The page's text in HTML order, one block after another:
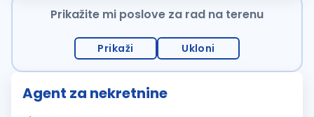
Prikažite mi poslove za rad na terenu
Prikaži Ukloni
Agent za nekretnine